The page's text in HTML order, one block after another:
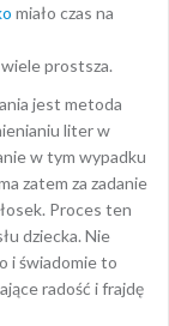
miało czas na
prostsza.
jest metoda
liter w
w tym wypadku
zatem za zadanie
Proces ten
dziecka. Nie
i świadomie to
radość i frajdę